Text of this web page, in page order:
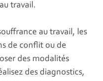
travail.
au travail, les
de conflit ou de
des modalités
des diagnostics,